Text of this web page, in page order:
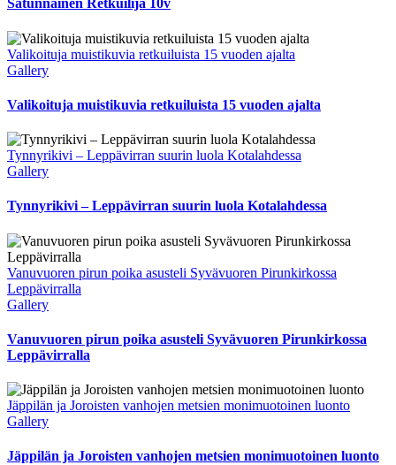
Satunnainen Retkuilija 10v
Valikoituja muistikuvia retkuiluista 15 vuoden ajalta
Gallery
Valikoituja muistikuvia retkuiluista 15 vuoden ajalta
Tynnyrikivi – Leppävirran suurin luola Kotalahdessa
Gallery
Tynnyrikivi – Leppävirran suurin luola Kotalahdessa
Vanuvuoren pirun poika asusteli Syvävuoren Pirunkirkossa
Leppävirralla
Gallery
Vanuvuoren pirun poika asusteli Syvävuoren Pirunkirkossa
Leppävirralla
Jäppilän ja Joroisten vanhojen metsien monimuotoinen luonto
Gallery
Jäppilän ja Joroisten vanhojen metsien monimuotoinen luonto